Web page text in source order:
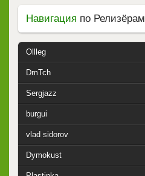
Навигация по Релизёрам
Ollleg
DmTch
Sergjazz
burgui
vlad sidorov
Dymokust